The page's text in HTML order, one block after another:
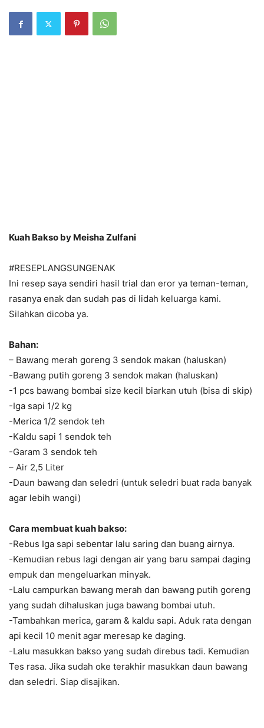
Kuah Bakso by Meisha Zulfani
#RESEPLANGSUNGENAK
Ini resep saya sendiri hasil trial dan eror ya teman-teman,
rasanya enak dan sudah pas di lidah keluarga kami.
Silahkan dicoba ya.
Bahan:
– Bawang merah goreng 3 sendok makan (haluskan)
-Bawang putih goreng 3 sendok makan (haluskan)
-1 pcs bawang bombai size kecil biarkan utuh (bisa di skip)
-Iga sapi 1/2 kg
-Merica 1/2 sendok teh
-Kaldu sapi 1 sendok teh
-Garam 3 sendok teh
– Air 2,5 Liter
-Daun bawang dan seledri (untuk seledri buat rada banyak
agar lebih wangi)
Cara membuat kuah bakso:
-Rebus Iga sapi sebentar lalu saring dan buang airnya.
-Kemudian rebus lagi dengan air yang baru sampai daging
empuk dan mengeluarkan minyak.
-Lalu campurkan bawang merah dan bawang putih goreng
yang sudah dihaluskan juga bawang bombai utuh.
-Tambahkan merica, garam & kaldu sapi. Aduk rata dengan
api kecil 10 menit agar meresap ke daging.
-Lalu masukkan bakso yang sudah direbus tadi. Kemudian
Tes rasa. Jika sudah oke terakhir masukkan daun bawang
dan seledri. Siap disajikan.